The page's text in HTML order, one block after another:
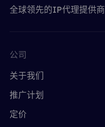
全球领先的IP代理提供商
公司
关于我们
推广计划
定价